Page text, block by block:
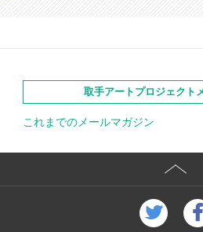
取手アートプロジェクト
これまでのメールマガジン